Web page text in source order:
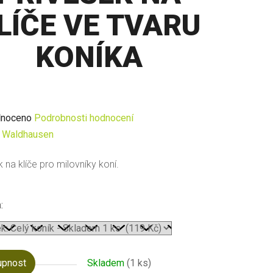
VE TVARU
KONÍKA
Podrobnosti hodnocení
Waldhausen
na klíče pro milovníky koní.
Skladem (1 ks)